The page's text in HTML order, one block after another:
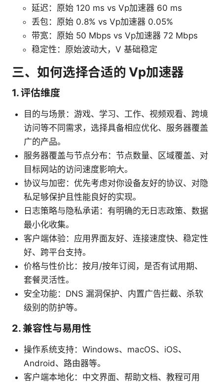
延迟：原始 120 ms vs Vp加速器 60 ms
丢包：原始 0.8% vs Vp加速器 0.05%
带宽：原始 50 Mbps vs Vp加速器 72 Mbps
稳定性：原始波动大，V 基础稳定
三、如何选择合适的 Vp加速器
1. 评估维度
目的与场景：游戏、学习、工作、视频观看、跨境
访问等不同需求，选择具备相应优化、服务器覆盖
广的产品。
服务器覆盖与节点分布：节点数量、区域覆盖、对
目标网站的访问速度影响大。
协议与加密：优先考虑对你设备友好的协议、对隐
私足够保护且性能良好的实现。
日志策略与隐私承诺：有明确的无日志政策、数据
最小化收集。
客户端体验：应用界面友好、连接速度快、稳定性
好、跨平台支持。
价格与性价比：按月/按年订阅，是否有试用期、
套餐灵活性。
安全功能：DNS 漏洞保护、内置广告拦截、杀软
级别的防护等。
2. 兼容性与易用性
操作系统支持：Windows、macOS、iOS、
Android、路由器等。
客户端本地化：中文界面、帮助文档、教程可用